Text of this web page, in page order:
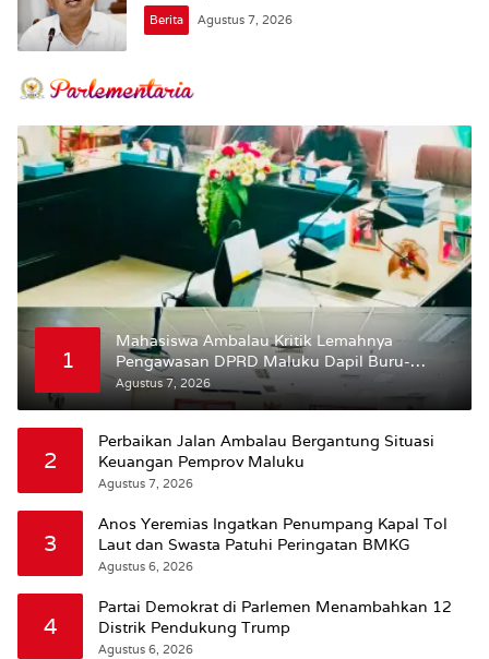
Berita Agustus 7, 2026
1
Mahasiswa Ambalau Kritik Lemahnya
Pengawasan DPRD Maluku Dapil Buru-
Bursel Terhadap Proses Perubahan Status
Agustus 7, 2026
2
Perbaikan Jalan Ambalau Bergantung Situasi
Keuangan Pemprov Maluku
Agustus 7, 2026
3
Anos Yeremias Ingatkan Penumpang Kapal Tol
Laut dan Swasta Patuhi Peringatan BMKG
Agustus 6, 2026
4
Partai Demokrat di Parlemen Menambahkan 12
Distrik Pendukung Trump
Agustus 6, 2026